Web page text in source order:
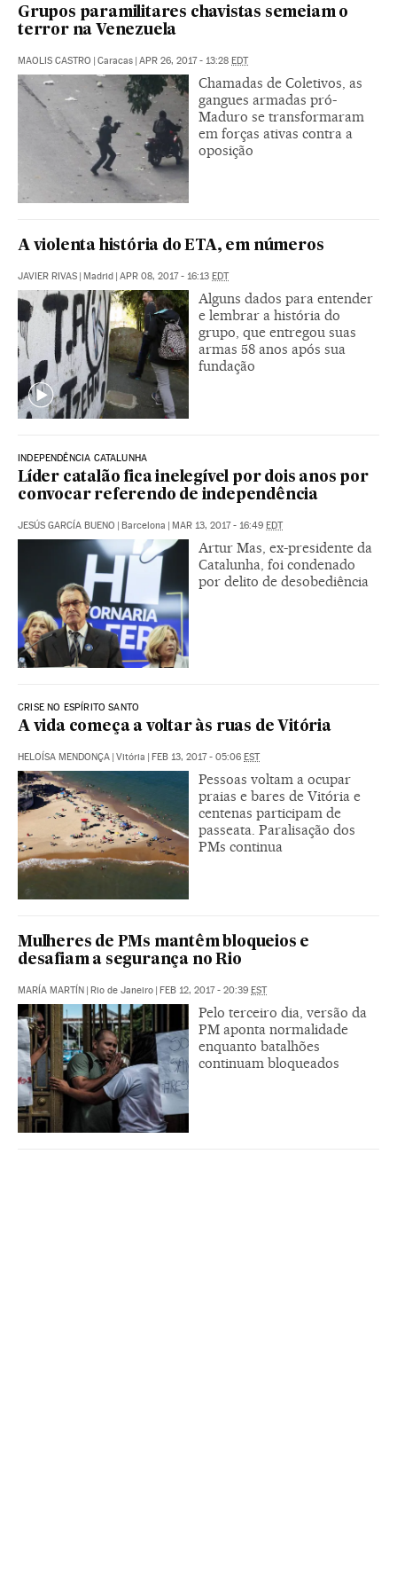
Grupos paramilitares chavistas semeiam o
terror na Venezuela
MAOLIS CASTRO | Caracas | APR 26, 2017 - 13:28 EDT
Chamadas de Coletivos, as
gangues armadas pró-
Maduro se transformaram
em forças ativas contra a
oposição
A violenta história do ETA, em números
JAVIER RIVAS | Madrid | APR 08, 2017 - 16:13 EDT
Alguns dados para entender
e lembrar a história do
grupo, que entregou suas
armas 58 anos após sua
fundação
INDEPENDÊNCIA CATALUNHA
Líder catalão fica inelegível por dois anos por
convocar referendo de independência
JESÚS GARCÍA BUENO | Barcelona | MAR 13, 2017 - 16:49 EDT
Artur Mas, ex-presidente da
Catalunha, foi condenado
por delito de desobediência
CRISE NO ESPÍRITO SANTO
A vida começa a voltar às ruas de Vitória
HELOÍSA MENDONÇA | Vitória | FEB 13, 2017 - 05:06 EST
Pessoas voltam a ocupar
praias e bares de Vitória e
centenas participam de
passeata. Paralisação dos
PMs continua
Mulheres de PMs mantêm bloqueios e
desafiam a segurança no Rio
MARÍA MARTÍN | Rio de Janeiro | FEB 12, 2017 - 20:39 EST
Pelo terceiro dia, versão da
PM aponta normalidade
enquanto batalhões
continuam bloqueados